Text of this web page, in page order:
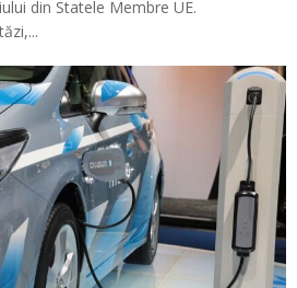
din Statele Membre UE.